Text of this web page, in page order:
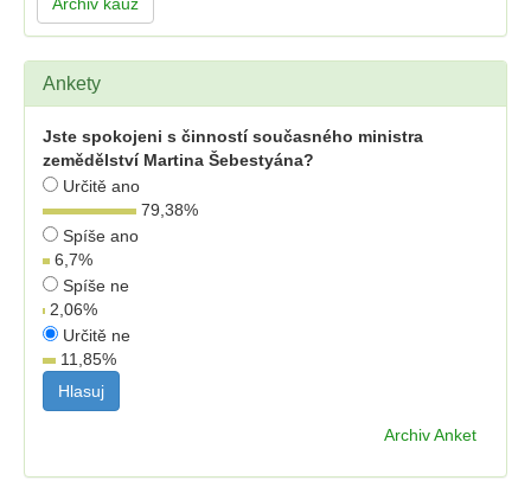
Archiv kauz
Ankety
Jste spokojeni s činností současného ministra
zemědělství Martina Šebestyána?
Určitě ano
79,38%
Spíše ano
6,7%
Spíše ne
2,06%
Určitě ne
11,85%
Archiv Anket